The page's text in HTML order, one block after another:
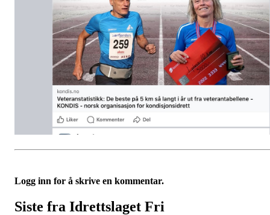
Logg inn for å skrive en kommentar.
Siste fra Idrettslaget Fri